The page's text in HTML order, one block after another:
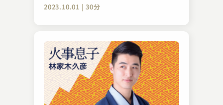
2023.10.01 | 30分